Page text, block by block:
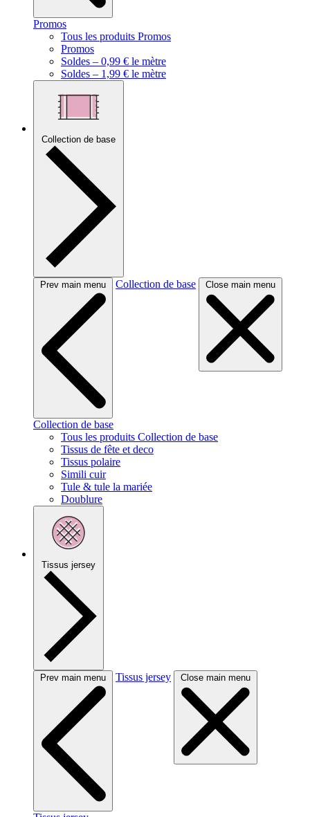
Promos
Tous les produits Promos
Promos
Soldes – 0,99 € le mètre
Soldes – 1,99 € le mètre
Collection de base
Prev main menu Collection de base Close main menu
Collection de base
Tous les produits Collection de base
Tissus de fête et deco
Tissus polaire
Simili cuir
Tule & tule la mariée
Doublure
Tissus jersey
Prev main menu Tissus jersey Close main menu